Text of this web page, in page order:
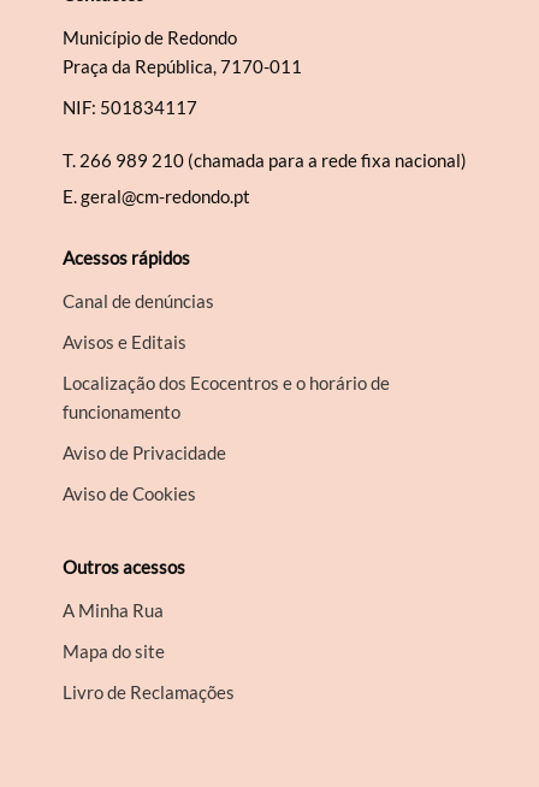
Município de Redondo
Praça da República, 7170-011
NIF: 501834117
T. 266 989 210 (chamada para a rede fixa nacional)
E.geral@cm-redondo.pt
Acessos rápidos
Canal de denúncias
Avisos e Editais
Localização dos Ecocentros e o horário de
funcionamento
Aviso de Privacidade
Aviso de Cookies
Outros acessos
A Minha Rua
Mapa do site
Livro de Reclamações